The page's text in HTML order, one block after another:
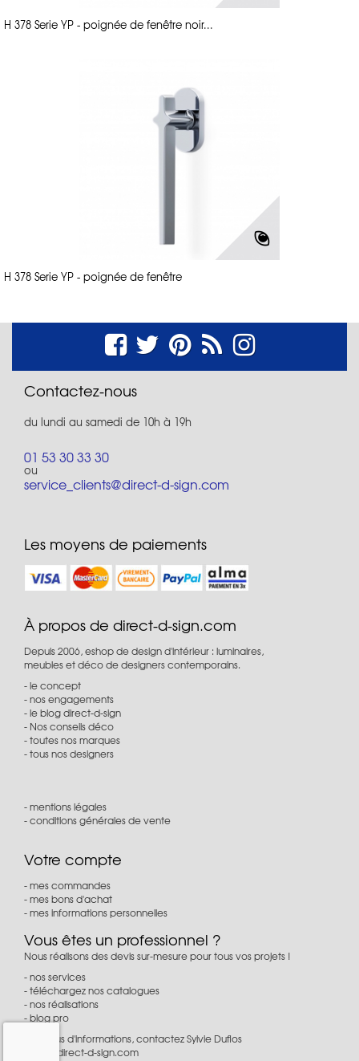
H 378 Serie YP - poignée de fenêtre noir...
H 378 Serie YP - poignée de fenêtre
Contactez-nous
du lundi au samedi de 10h à 19h
01 53 30 33 30
ou
service_clients@direct-d-sign.com
Les moyens de paiements
À propos de direct-d-sign.com
Depuis 2006, eshop de design d'intérieur : luminaires,
meubles et déco de designers contemporains.
le concept
nos engagements
le blog direct-d-sign
Nos conseils déco
toutes nos marques
tous nos designers
mentions légales
conditions générales de vente
Votre compte
mes commandes
mes bons d'achat
mes informations personnelles
Vous êtes un professionnel ?
Nous réalisons des devis sur-mesure pour tous vos projets !
nos services
téléchargez nos catalogues
nos réalisations
blog pro
Pour plus d'informations, contactez Sylvie Duflos
pro@direct-d-sign.com